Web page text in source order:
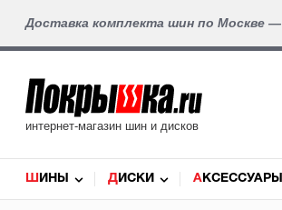
Доставка комплекта шин по Москве —
интернет-магазин шин и дисков
ШИНЫ ДИСКИ АКСЕССУАРЫ